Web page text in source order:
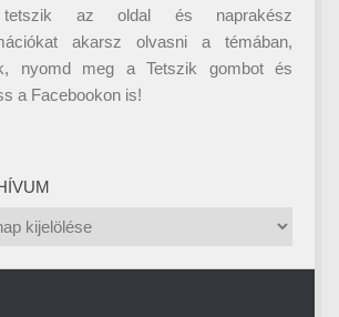
az oldal és naprakész
akarsz olvasni a témában,
nyomd meg a Tetszik gombot és
a Facebookon is!